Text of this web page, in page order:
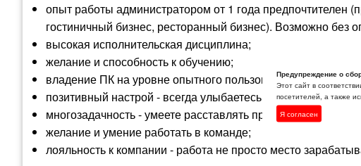
опыт работы администратором от 1 года предпочтителен
гостиничный бизнес, ресторанный бизнес). Возможно без
высокая исполнительская дисциплина;
желание и способность к обучению;
владение ПК на уровне опытного пользователя;
позитивный настрой - всегда улыбаетесь и для вас нет
многозадачность - умеете расставлять приоритеты и точно
желание и умение работать в команде;
лояльность к компании - работа не просто место
Предупреждение о
Этот сайт в
посетителей, а также
Я согласен